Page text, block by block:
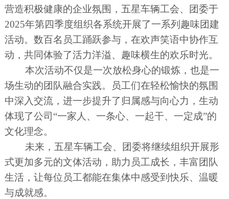
营造积极健康的企业氛围，五星车辆工会、团委于
2025年第四季度组织各系统开展了一系列趣味团建
活动。数百名员工踊跃参与，在欢声笑语中协作互
动，共同体验了活力洋溢、趣味横生的欢乐时光。
本次活动不仅是一次放松身心的锻炼，也是一
场生动的团队融合实践。员工们在轻松愉快的氛围
中深入交流，进一步提升了归属感与向心力，生动
体现了公司“一家人、一条心、一起干、一定成”的
文化理念。
未来，五星车辆工会、团委将继续组织开展形
式更加多元的文体活动，助力员工成长，丰富团队
生活，让每位员工都能在集体中感受到快乐、温暖
与成就感。